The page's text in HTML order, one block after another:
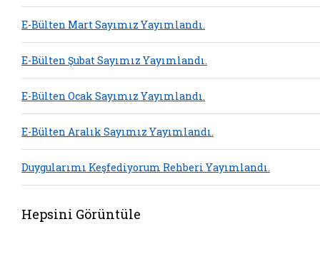
E-Bülten Mart Sayımız Yayımlandı.
E-Bülten Şubat Sayımız Yayımlandı.
E-Bülten Ocak Sayımız Yayımlandı.
E-Bülten Aralık Sayımız Yayımlandı.
Duygularımı Keşfediyorum Rehberi Yayımlandı.
Hepsini Görüntüle